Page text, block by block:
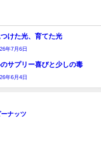
つけた光、育てた光
年7月6日
サプリー喜びと少しの毒
年6月4日
ナッツ